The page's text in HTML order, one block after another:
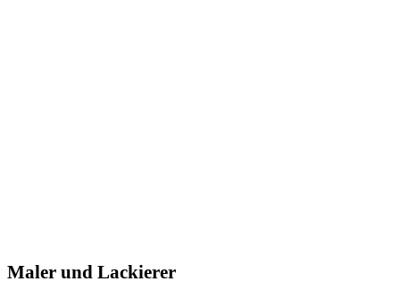
Maler und Lackierer